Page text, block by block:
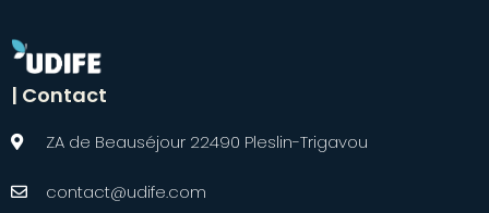
| Contact
ZA de Beauséjour 22490 Pleslin-Trigavou
contact@udife.com